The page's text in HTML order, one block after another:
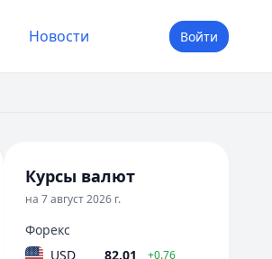
Новости Войти
Курсы валют
на 7 август 2026 г.
Форекс
USD
82.01 +0.76